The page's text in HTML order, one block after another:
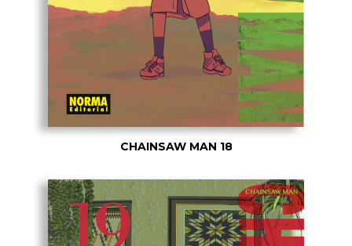
CHAINSAW MAN 18